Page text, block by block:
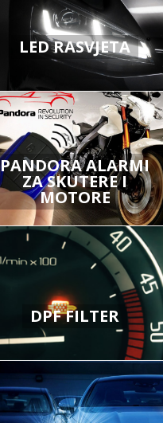
LED RASVJETA
PANDORA ALARMI
ZA SKUTERE I
MOTORE
DPF FILTER